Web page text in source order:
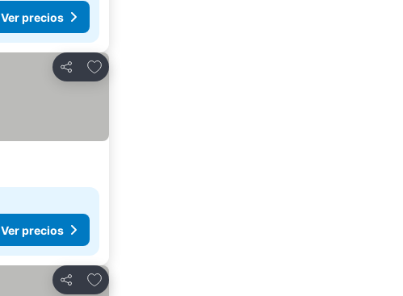
Ver precios
Compartir
Agregar a favoritos
Ver precios
Compartir
Agregar a favoritos